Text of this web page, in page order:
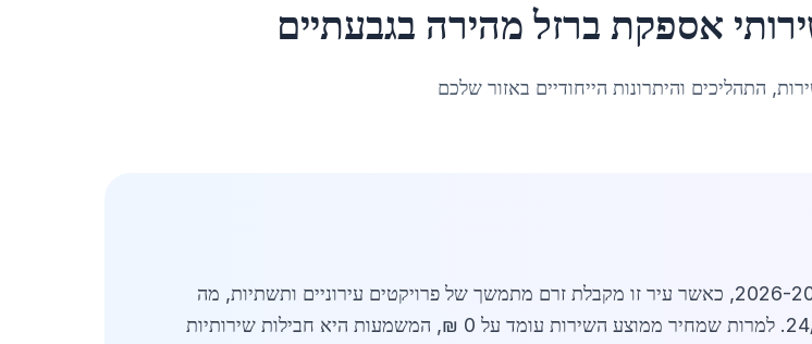
אספקת ברזל מהירה בגבעתיים
התהליכים והיתרונות הייחודיים באזור שלכם
שירותי אספקת ברזל מהירה גבעתיים חווים ביקוש גובר בשנים 2026-2026, כאשר עיר זו מקבלת זרם מתמשך של פרויקטים עירוניים ותשתיות, מה
שמקפיץ את רמת השירותים לממדים של אספקה רציפה וזמינות 24/7. למרות שמחיר ממוצע השירות עומד על 0 ₪, המשמעות היא חבילות שירותיות